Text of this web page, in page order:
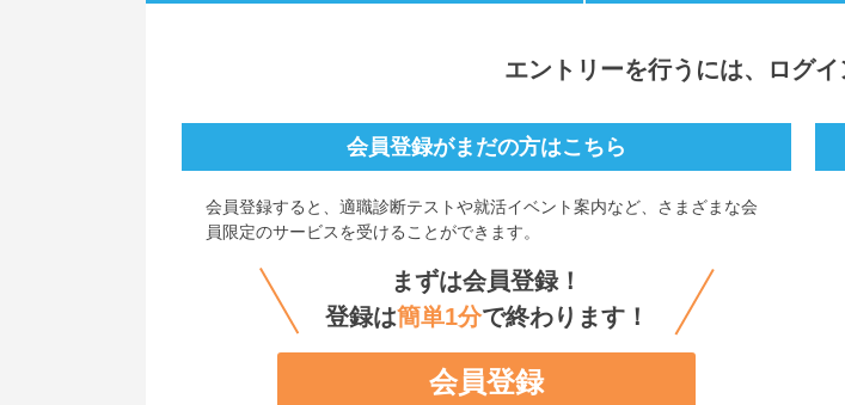
エントリーを行うには、ログイ
会員登録がまだの方はこちら
会員登録すると、 適職診断テストや就活イベント案内など、さまざまな会
員限定のサービスを受けることができます。
まずは会員登録！
登録は簡単1分で終わります！
会員登録